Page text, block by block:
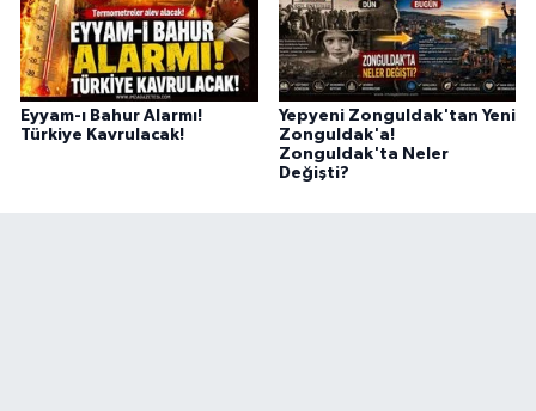
Eyyam-ı Bahur Alarmı!
Türkiye Kavrulacak!
Yepyeni Zonguldak'tan Yeni
Zonguldak'a!
Zonguldak'ta Neler
Değişti?